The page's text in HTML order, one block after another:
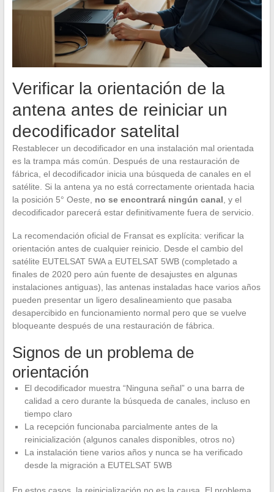
Verificar la orientación de la
antena antes de reiniciar un
decodificador satelital
Restablecer un decodificador en una instalación mal orientada
es la trampa más común. Después de una restauración de
fábrica, el decodificador inicia una búsqueda de canales en el
satélite. Si la antena ya no está correctamente orientada hacia
la posición 5° Oeste, no se encontrará ningún canal , y el
decodificador parecerá estar definitivamente fuera de servicio.
La recomendación oficial de Fransat es explícita: verificar la
orientación antes de cualquier reinicio. Desde el cambio del
satélite EUTELSAT 5WA a EUTELSAT 5WB (completado a
finales de 2020 pero aún fuente de desajustes en algunas
instalaciones antiguas), las antenas instaladas hace varios años
pueden presentar un ligero desalineamiento que pasaba
desapercibido en funcionamiento normal pero que se vuelve
bloqueante después de una restauración de fábrica.
Signos de un problema de
orientación
El decodificador muestra “Ninguna señal” o una barra de
calidad a cero durante la búsqueda de canales, incluso en
tiempo claro
La recepción funcionaba parcialmente antes de la
reinicialización (algunos canales disponibles, otros no)
La instalación tiene varios años y nunca se ha verificado
desde la migración a EUTELSAT 5WB